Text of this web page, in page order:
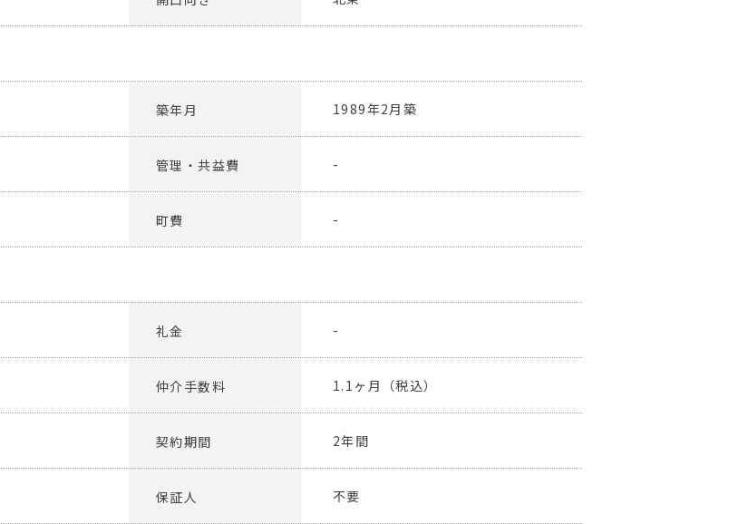
築年月 1989年2月築
管理・共益費 -
町費 -
礼金 -
仲介手数料 1.1ヶ月（税込）
契約期間 2年間
保証人 不要